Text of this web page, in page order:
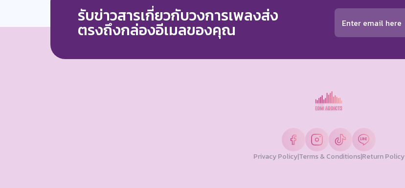
รับข่าวสารเกี่ยวกับวงการเพลงส่ง
ตรงถึงกล่องอีเมลของคุณ
Privacy Policy|Terms & Conditions|Return Policy